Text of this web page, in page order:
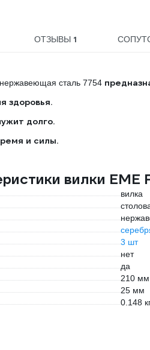
ОТЗЫВЫ 1
сталь 7754
здоровья.
долго.
и силы.
вилки EME
вилка
3 шт
нет
да
210 мм
25 мм
0.148